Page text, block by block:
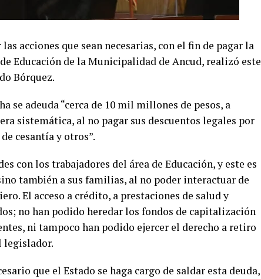
acciones que sean necesarias, con el fin de pagar la
Educación de la Municipalidad de Ancud, realizó este
Bórquez.
se adeuda “cerca de 10 mil millones de pesos, a
sistemática, al no pagar sus descuentos legales por
cesantía y otros”.
con los trabajadores del área de Educación, y este es
también a sus familias, al no poder interactuar de
El acceso a crédito, a prestaciones de salud y
no han podido heredar los fondos de capitalización
ni tampoco han podido ejercer el derecho a retiro
legislador.
que el Estado se haga cargo de saldar esta deuda,